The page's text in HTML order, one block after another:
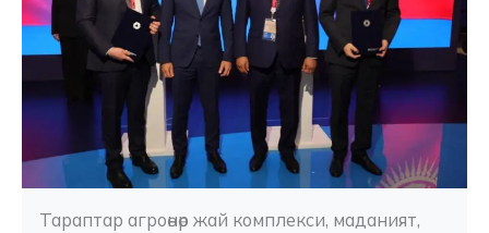
Тараптар агроөнөр жай комплекси, маданият,